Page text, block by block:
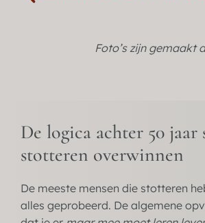
Foto’s zijn gemaakt
De logica achter 50 jaar
stotteren overwinnen
De meeste mensen die stotteren
alles geprobeerd. De algemene